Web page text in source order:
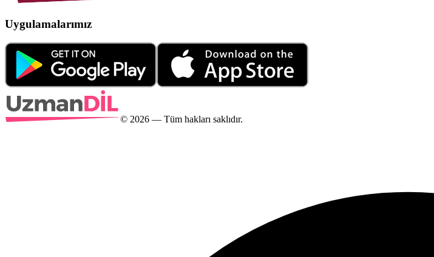
Uygulamalarımız
© 2026 — Tüm hakları saklıdır.